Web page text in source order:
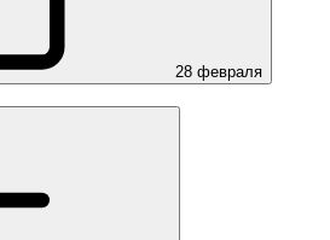
28 февраля